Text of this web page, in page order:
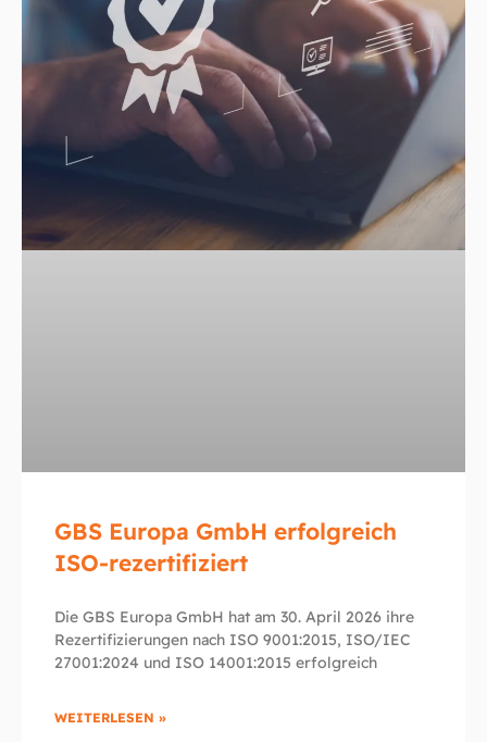
GBS Europa GmbH erfolgreich
ISO-rezertifiziert
Die GBS Europa GmbH hat am 30. April 2026 ihre
Rezertifizierungen nach ISO 9001:2015, ISO/IEC
27001:2024 und ISO 14001:2015 erfolgreich
WEITERLESEN »